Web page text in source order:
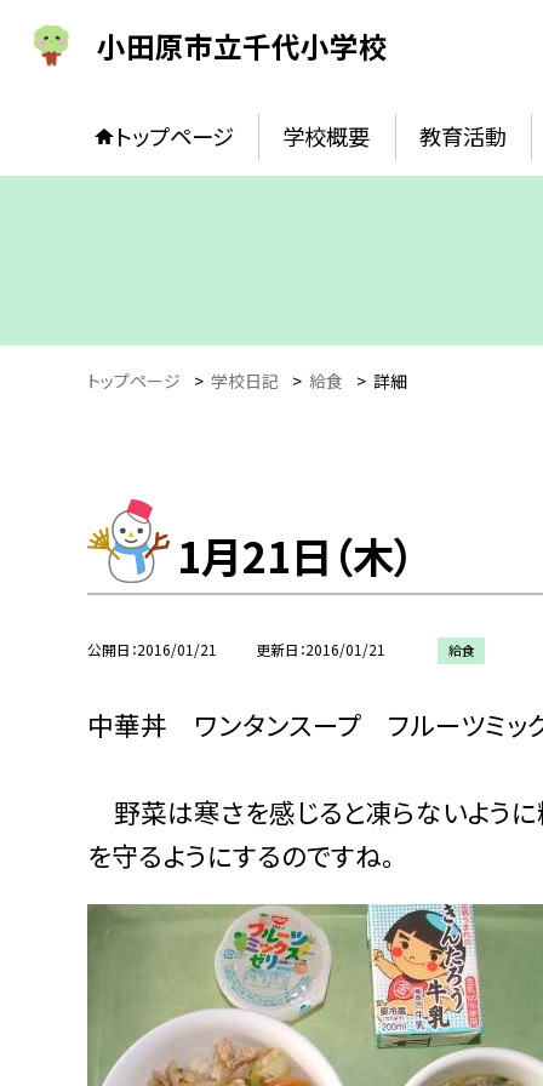
小田原市立千代小学校
トップページ 学校概要 教育活動
トップページ > 学校日記 > 給食 > 詳細
1月21日（木）
公開日 2016/01/21 更新日 2016/01/21 給食
中華丼 ワンタンスープ フルーツミ
野菜は寒さを感じると凍らないよう
を守るようにするのですね。